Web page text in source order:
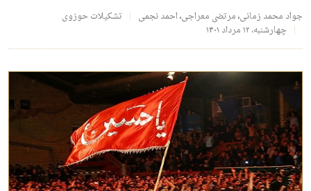
جواد محمد زمانی،مرتضی معراجی،احمد نجمی
تشکیلات حوزوی
چهارشنبه، ۱۲ مرداد ۱۴۰۱